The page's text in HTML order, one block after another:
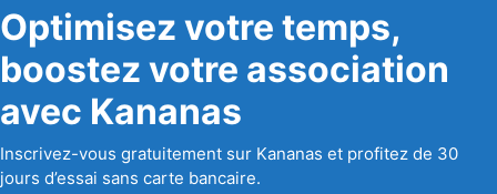
Optimisez votre temps,
boostez votre association
avec Kananas
Inscrivez-vous gratuitement sur Kananas et profitez de 30
jours d’essai sans carte bancaire.